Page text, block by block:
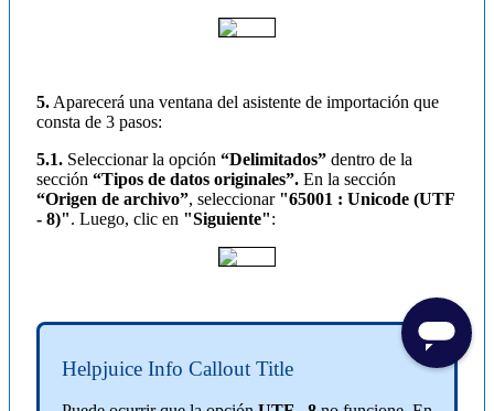
5. Aparecerá una ventana del asistente de importación que
consta de 3 pasos:
5.1. Seleccionar la opción “Delimitados” dentro de la
sección “Tipos de datos originales”. En la sección
“Origen de archivo”, seleccionar "65001 : Unicode (UTF
- 8)". Luego, clic en "Siguiente":
Helpjuice Info Callout Title